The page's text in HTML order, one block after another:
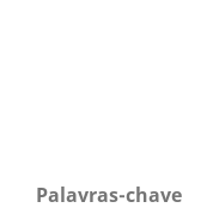
Palavras-chave